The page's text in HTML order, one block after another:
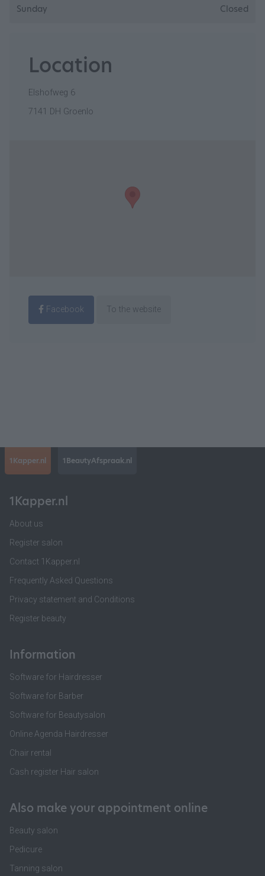
Sunday Closed
Location
Elshofweg 6
7141 DH Groenlo
Facebook To the website
1Kapper.nl 1BeautyAfspraak.nl
1Kapper.nl
About us
Register salon
Contact 1Kapper.nl
Frequently Asked Questions
Privacy statement and Conditions
Register beauty
Information
Software for Hairdresser
Software for Barber
Software for Beautysalon
Online Agenda Hairdresser
Chair rental
Cash register Hair salon
Also make your appointment online
Beauty salon
Pedicure
Tanning salon